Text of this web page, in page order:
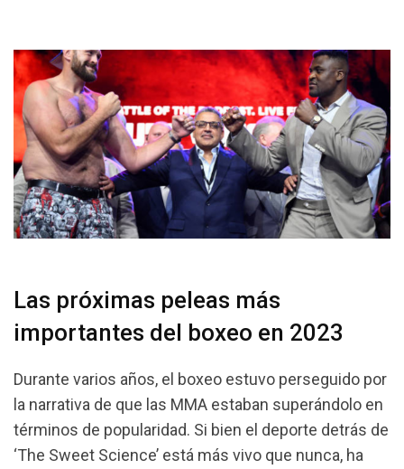
Las próximas peleas más
importantes del boxeo en 2023
Durante varios años, el boxeo estuvo perseguido por
la narrativa de que las MMA estaban superándolo en
términos de popularidad. Si bien el deporte detrás de
‘The Sweet Science’ está más vivo que nunca, ha